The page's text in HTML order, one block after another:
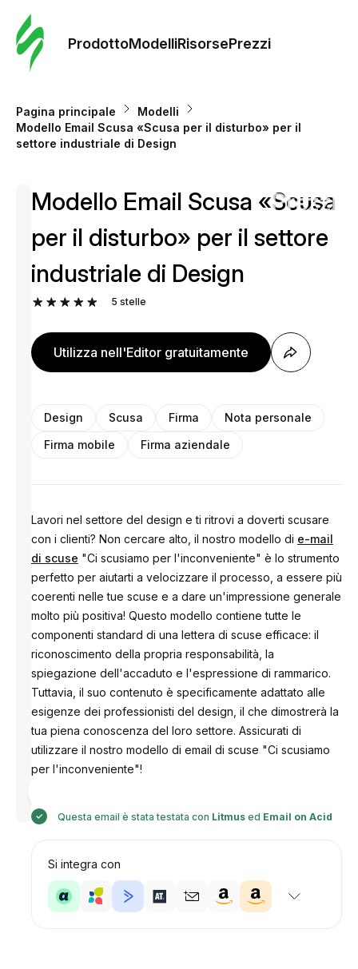
ProdottoModelliRisorsePrezzi
Prezzi
Pagina principale
Modelli
Modello Email Scusa «Scusa per il disturbo» per il
settore industriale di Design
Modello Email Scusa «Scusa
per il disturbo» per il settore
industriale di Design
5 stelle
Utilizza nell'Editor gratuitamente
Design Scusa Firma
Nota personale
Firma mobile
Firma aziendale
Lavori nel settore del design e ti ritrovi a doverti scusare
con i clienti? Non cercare alto, il nostro modello di e-mail
di scuse "Ci scusiamo per l'inconveniente" è lo strumento
perfetto per aiutarti a velocizzare il processo, a essere più
coerenti nelle tue scuse e a dare un'impressione generale
molto più positiva! Questo modello contiene tutte le
componenti standard di una lettera di scuse efficace: il
riconoscimento della propria responsabilità, la
spiegazione dell'accaduto e l'espressione di rammarico.
Tuttavia, il suo contenuto è specificamente adattato alle
esigenze dei professionisti del design, il che dimostrerà la
tua piena conoscenza del loro settore. Assicurati di
utilizzare il nostro modello di email di scuse "Ci scusiamo
per l'inconveniente"!
Questa email è stata testata con Litmused Email on Acid
Si integra con